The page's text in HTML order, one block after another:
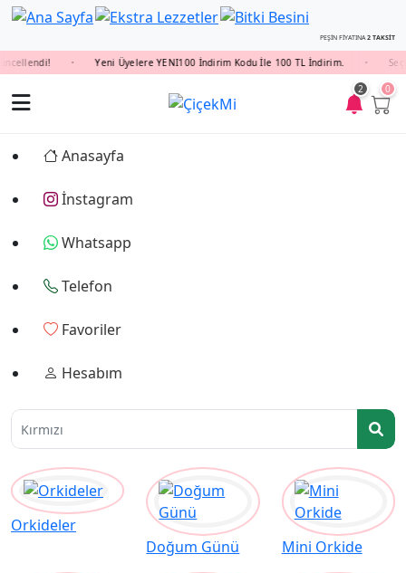
PEŞİN FİYATINA2 TAKSİT
Yeni Üyelere YENI100 İndirim Kodu İle 100 TL İndirim.
2 0
Anasayfa
İnstagram
Whatsapp
Telefon
Favoriler
Hesabım
K
Orkideler
Doğum Günü
Mini Orkide